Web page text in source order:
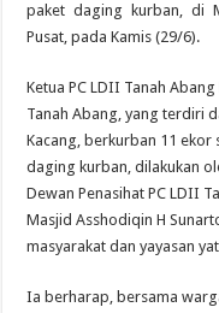
paket daging kurban, di
Pusat, pada Kamis (29/6).
Ketua PC LDII Tanah
Tanah Abang, yang terdiri
Kacang, berkurban 11 ekor
daging kurban, dilakukan
Dewan Penasihat PC LDII
Masjid Asshodiqin H
masyarakat dan yayasan
Ia berharap, bersama